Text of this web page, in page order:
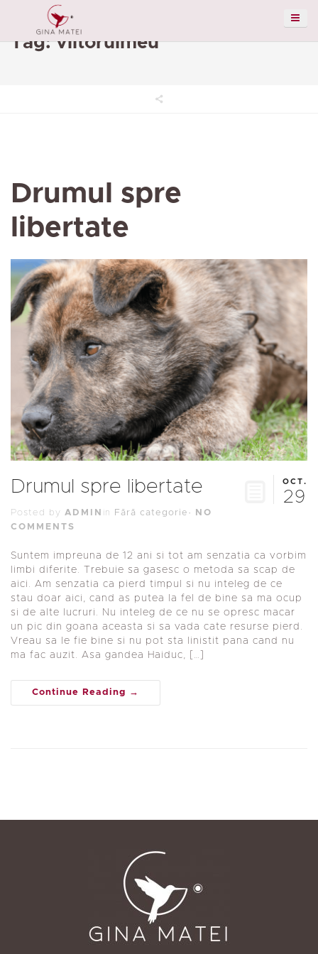
Tag: viitorulmeu
Drumul spre
libertate
OCT.
29
Drumul spre libertate
Posted by ADMIN in Fără categorie ·
NO
COMMENTS
Suntem impreuna de 12 ani si tot am senzatia ca vorbim
limbi diferite. Trebuie sa gasesc o metoda sa scap de
aici. Am senzatia ca pierd timpul si nu inteleg de ce
stau doar aici, cand as putea la fel de bine sa ma ocup
si de alte lucruri. Nu inteleg de ce nu se opresc macar
un pic din goana aceasta si sa vada cate resurse pierd.
Vreau sa le fie bine si nu pot sta linistit pana cand nu
ma fac auzit. Asa gandea Haiduc, […]
Continue Reading